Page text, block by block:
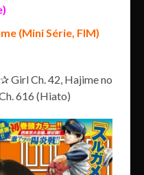
(Mini Série, FIM)
Girl Ch. 42, Hajime no
616 (Hiato)